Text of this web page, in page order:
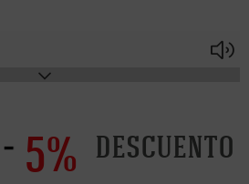
5% descuento